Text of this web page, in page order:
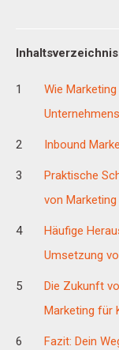
Wie
Inbound
Praktische
von
Häufige
Umsetzung
Die Zukunft
Marketing für
Fazit: Dein